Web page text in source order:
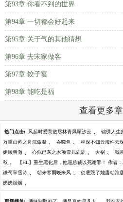
第93章 你看不到的世界
第94章 一切都会好起来
第95章 关于气的其他猜想
第96章 去宋家做客
第97章 饺子宴
第98章 能吃是福
查看更多
热门点击: 风起时爱意散尽林青风顾汐云 、 锦绣人生
万重山蒋之舟沈傲凝 、 吞噬鱼 、 林深不知云海许云
姐顾明澈 、 心似已灰之木项雪儿鹿鹿 、 大祸 、 我
秋 、 【HL】重生黑化后，她逼总裁以死谢罪！ 作者
谦荀宋雪诗 、 朝来寒雨晚来风 、 彻底毁了她唐朝淮
奶奶烟烟 、